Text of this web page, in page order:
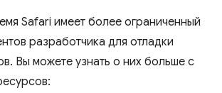
Safari имеет более ограниченный
разработчика для отладки
Вы можете узнать о них больше с